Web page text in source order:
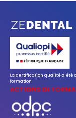
La certification qualité a été
formation
ACTIONS DE